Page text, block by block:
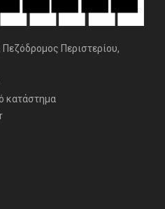
Περιστερίου,
κατάστημα